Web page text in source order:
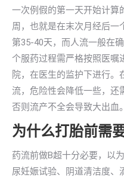
一次例假的第一天开始计算
周，也就是在末次月经后一
第35-40天，而人流一般在
个服药过程需严格按照医嘱
院，在医生的监护下进行
流，危险性会降低一些，还
否则流产不全会导致大出血。
为什么打胎前需
药流前做B超十分必要，以
尿妊娠试验、阴道清洁度、